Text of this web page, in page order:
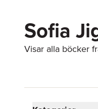
Sofia
Visar alla böcker